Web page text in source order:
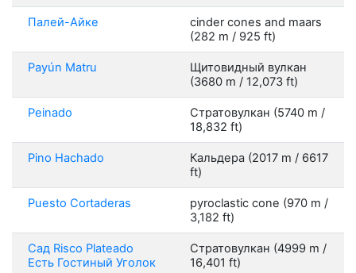
Палей-Айке
cinder cones and maars
(282 m / 925 ft)
Payún Matru
Щитовидный вулкан
(3680 m / 12,073 ft)
Peinado
Стратовулкан (5740 m /
18,832 ft)
Pino Hachado
Кальдера (2017 m / 6617
ft)
Puesto Cortaderas
pyroclastic cone (970 m /
3,182 ft)
Сад Risco Plateado
Есть Гостиный Уголок
Стратовулкан (4999 m /
16,401 ft)